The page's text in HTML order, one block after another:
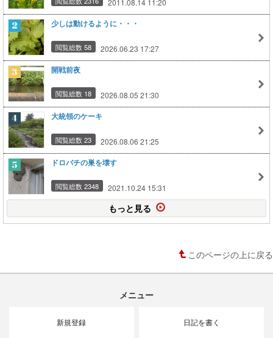
少しは動けるように・・・
閲覧総数 58 2026.06.23 17:27
開戦前夜
閲覧総数 18 2026.08.05 21:30
大統領のケーキ
閲覧総数 23 2026.08.06 21:25
ドロバチの巣を壊す
閲覧総数 2348 2021.10.24 15:31
もっと見る
このページの上に戻る
メニュー
新規登録 日記を書く